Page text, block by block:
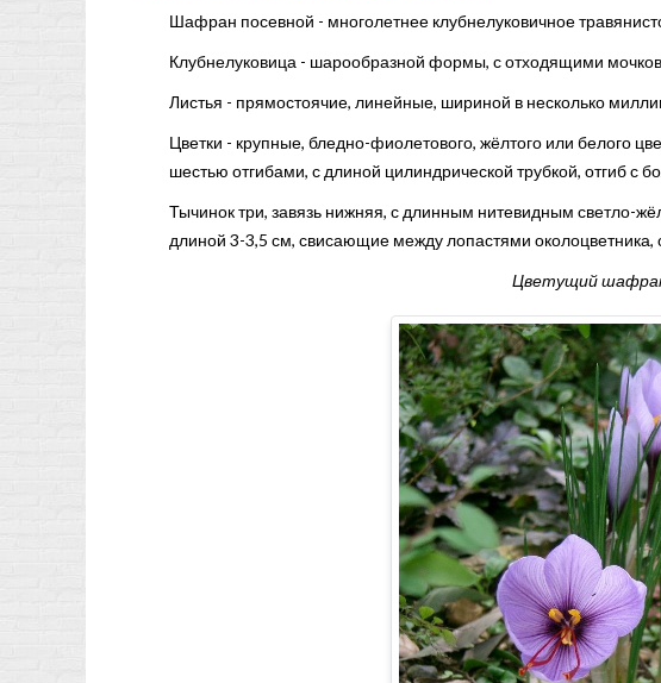
Шафран посевной - многолетнее клубнелуковичное
Клубнелуковица - шарообразной формы, с отходящими
Листья - прямостоячие, линейные, шириной в несколько
Цветки - крупные, бледно-фиолетового, жёлтого или белого
шестью отгибами, с длиной цилиндрической трубкой, отгиб с
Тычинок три, завязь нижняя, с длинным нитевидным светло-
длиной 3-3,5 см, свисающие между лопастями околоцветника,
Цветущий